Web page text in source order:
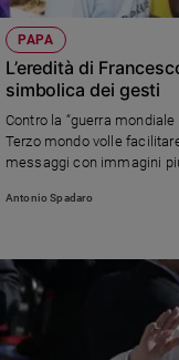
Podcast
Privacy
Policy
Contatti
PAPA
L’eredità di
simbolica dei gesti
Contro la “guerra
Terzo mondo volle
messaggi con immagini
Antonio Spadaro